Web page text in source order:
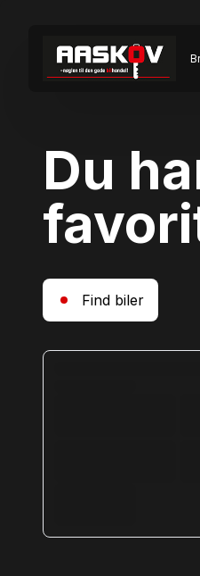
Du
Find biler